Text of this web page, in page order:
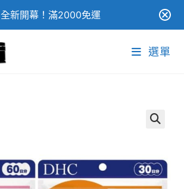
全新開幕！滿2000免運
選單